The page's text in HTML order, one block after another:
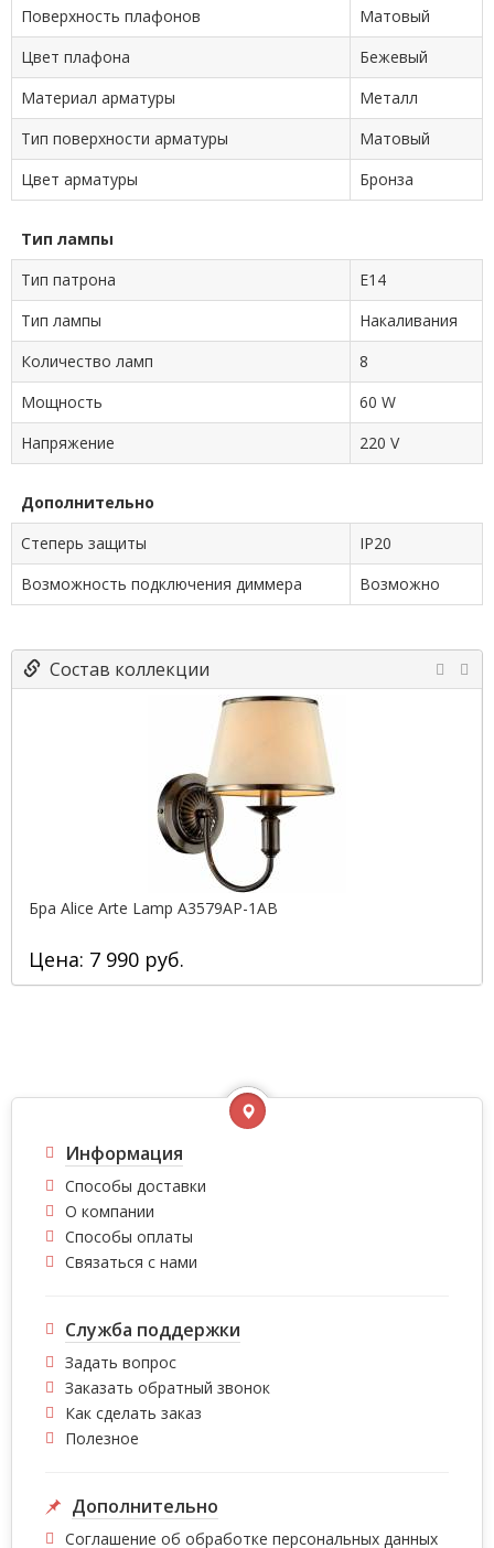
Поверхность плафонов
Матовый
Цвет плафона
Бежевый
Материал арматуры
Металл
Тип поверхности арматуры
Матовый
Цвет арматуры
Бронза
Тип лампы
Тип патрона
E14
Тип лампы
Накаливания
Количество ламп
8
Мощность
60 W
Напряжение
220 V
Дополнительно
Степерь защиты
IP20
Возможность подключения диммера
Возможно
Состав коллекции
Бра Alice Arte Lamp A3579AP-1AB
Цена: 7 990 руб.
Информация
Способы доставки
О компании
Способы оплаты
Связаться с нами
Служба поддержки
Задать вопрос
Заказать обратный звонок
Как сделать заказ
Полезное
Дополнительно
Соглашение об обработке персональных данных